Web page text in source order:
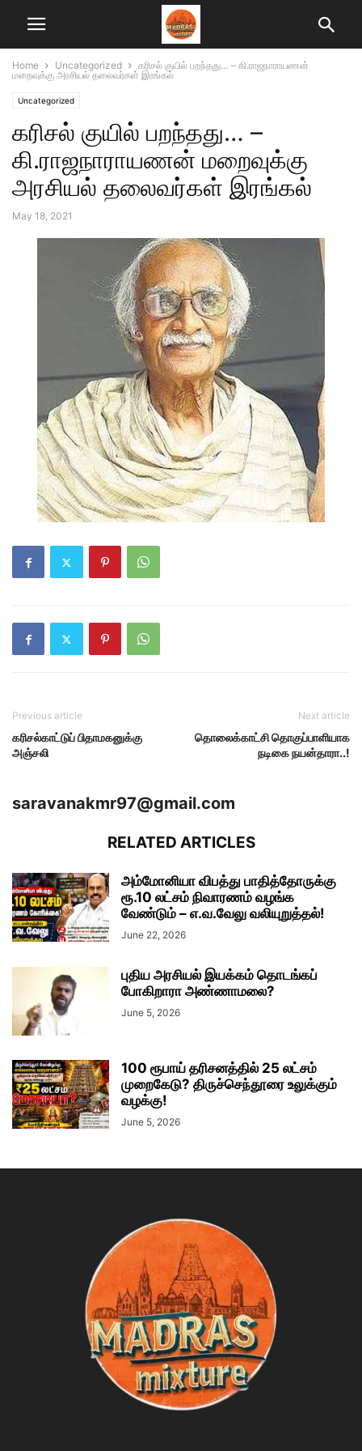
Home Uncategorized
கரிசல் குயில் பறந்தது… – கி.ராஜநாராயணன்
மறைவுக்கு அரசியல் தலைவர்கள் இரங்கல்
Uncategorized
கரிசல் குயில் பறந்தது… –
கி.ராஜநாராயணன் மறைவுக்கு
அரசியல் தலைவர்கள் இரங்கல்
May 18, 2021
Previous article
கரிசல்காட்டுப் பிதாமகனுக்கு
அஞ்சலி
Next article
தொலைக்காட்சி தொகுப்பாளியாக
நடிகை நயன்தாரா..!
saravanakmr97@gmail.com
RELATED ARTICLES
அம்மோனியா விபத்து பாதித்தோருக்கு
ரூ.10 லட்சம் நிவாரணம் வழங்க
வேண்டும் – எ.வ.வேலு வலியுறுத்தல்!
June 22, 2026
புதிய அரசியல் இயக்கம் தொடங்கப்
போகிறாரா அண்ணாமலை?
June 5, 2026
100 ரூபாய் தரிசனத்தில் 25 லட்சம்
முறைகேடு? திருச்செந்தூரை உலுக்கும்
வழக்கு!
June 5, 2026